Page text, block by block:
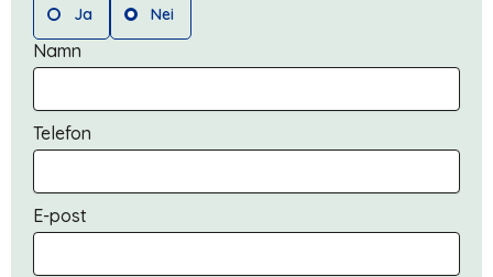
Ja Nei
Namn
Telefon
E-post